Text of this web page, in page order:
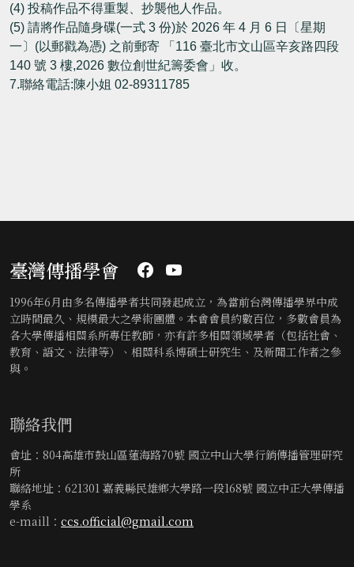
(4) 投稿作品不得重製、抄襲他人作品。
(5) 請將作品隨身碟(一式 3 份)於 2026 年 4 月 6 日〔星期
一〕(以郵戳為憑) 之前郵寄 「116 臺北市文山區辛亥路四段
140 號 3 樓,2026 數位創世紀籌委會」收。
7.聯絡電話:陳小姐 02-89311785
臺灣傳播學會
1996年6月由多名傳播學者共同發起成立，為當前台灣傳播學界中成
立時間最久、規模最大之學術團體。本會會員約數百位，多數會員為
各大學傳播相關系所專任教師，亦有許多相關領域學者（包括社會、
教育、語文、法律等）、相關科系博碩士研究生、及新聞工作者之參
與。
聯絡我們
會址：804高雄市鼓山區蓮海路70號 國立中山大學行銷傳播管理研究
所
聯絡地址：621301 嘉義縣民雄鄉大學路一段168號 國立中正大學傳播
學系
e-maill： ccs.official@gmail.com